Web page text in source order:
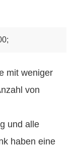
mit weniger
von
und alle
haben eine